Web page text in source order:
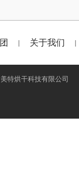
| 关于我们 |
美特烘干科技有限公